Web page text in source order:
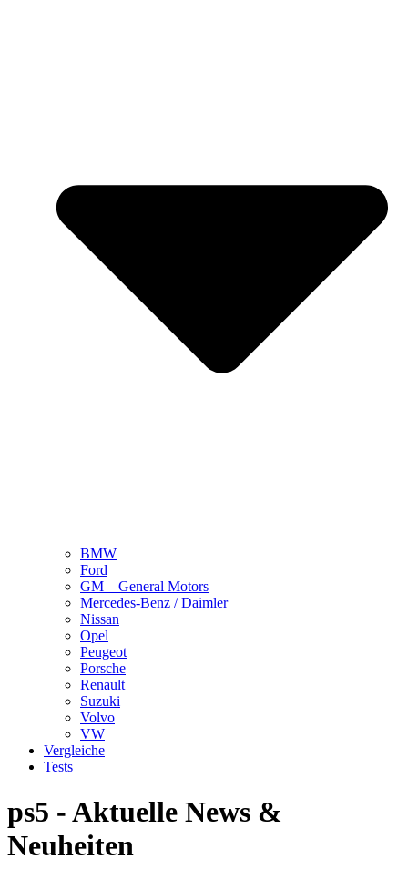
BMW
Ford
GM – General Motors
Mercedes-Benz / Daimler
Nissan
Opel
Peugeot
Porsche
Renault
Suzuki
Volvo
VW
Vergleiche
Tests
ps5 - Aktuelle News &
Neuheiten